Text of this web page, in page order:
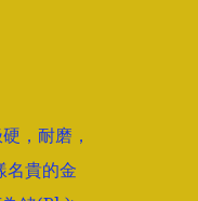
，耐磨，
名貴的金